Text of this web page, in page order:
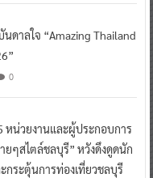
นดาลใจ “Amazing Thailand
0
น่วยงานและผู้ประกอบการ
ยๆสไตล์ชลบุรี” หวังดึงดูดนัก
กระตุ้นการท่องเที่ยวชลบุรี